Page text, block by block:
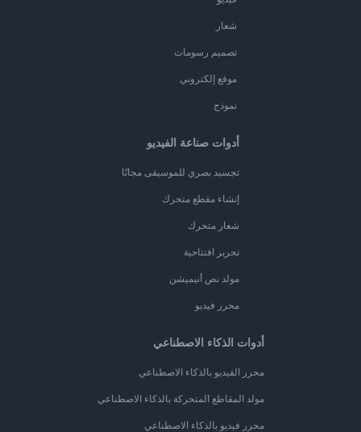
شعار
تصميم رسومات
موقع إلكتروني
نموذج
أدوات صناعة الفيديو
تجسيد بصري للموسيقى مجانًا
إنشاء مقطع متحرك
شعار متحرك
تحرير افتتاحية
مولد نص أنيميشن
محرر فيديو
أدوات الذكاء الاصطناعي
محرر الفيديو بالذكاء الاصطناعي
مولد المقاطع المتحركة بالذكاء الاصطناعي
محرر فيديو بالذكاء الاصطناعي